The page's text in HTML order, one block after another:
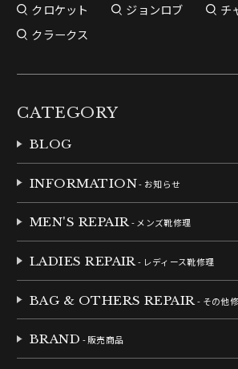
クロケット
ジョンロブ
チ
クラークス
CATEGORY
BLOG
INFORMATION- お知らせ
MEN'S REPAIR- メンズ靴修理
LADIES REPAIR- レディース靴修理
BAG & OTHERS REPAIR - その他
BRAND - 販売商品